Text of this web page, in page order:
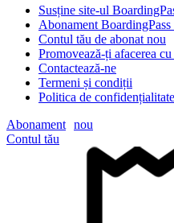
Susține site-ul
Abonament BoardingPass
Contul tău de abonat nou
Promovează-ți afacerea
Contactează-ne
Termeni și condiții
Politica de confidențialitate
Abonament nou
Contul tău